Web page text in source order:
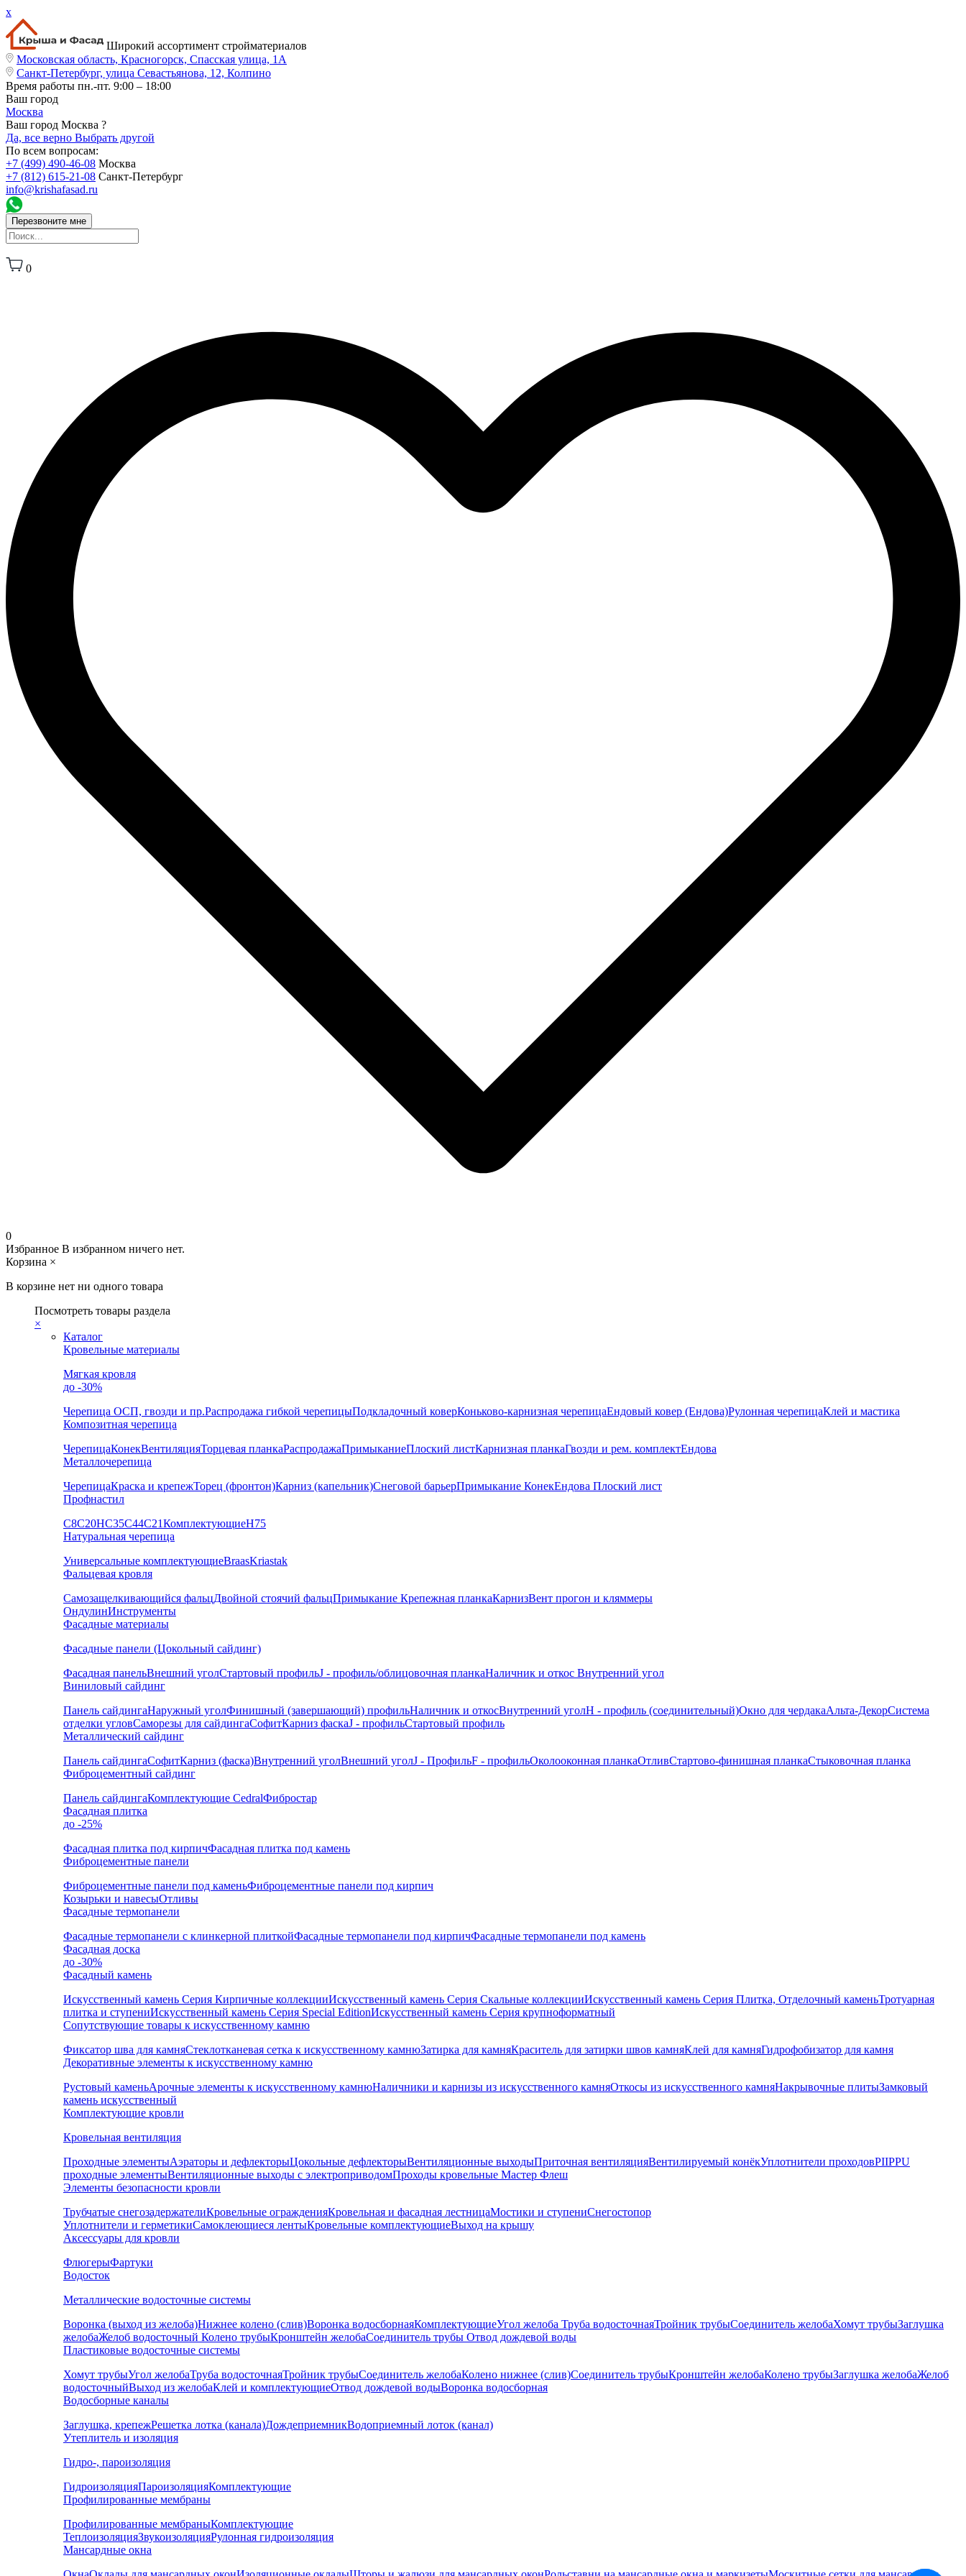
x
Широкий ассортимент стройматериалов
Московская область, Красногорск, Спасская улица, 1А
Санкт-Петербург, улица Севастьянова, 12, Колпино
Время работы пн.-пт. 9:00 – 18:00
Ваш город
Москва
Ваш город Москва ?
Да, все верно Выбрать другой
По всем вопросам:
+7 (499) 490-46-08 Москва
+7 (812) 615-21-08 Санкт-Петербург
info@krishafasad.ru
Перезвоните мне
0
0
Избранное В избранном ничего нет.
Корзина ×
В корзине нет ни одного товара
Посмотреть товары раздела
×
Каталог
Кровельные материалы
Мягкая кровля
до -30%
Черепица ОСП, гвозди и пр.Распродажа гибкой черепицыПодкладочный коверКоньково-карнизная черепицаЕндовый ковер (Ендова)Рулонная черепицаКлей и мастика
Композитная черепица
ЧерепицаКонекВентиляцияТорцевая планкаРаспродажаПримыканиеПлоский листКарнизная планкаГвозди и рем. комплектЕндова
Металлочерепица
ЧерепицаКраска и крепежТорец (фронтон)Карниз (капельник)Снеговой барьерПримыкание КонекЕндова Плоский лист
Профнастил
С8С20НС35С44С21КомплектующиеН75
Натуральная черепица
Универсальные комплектующиеBraasKriastak
Фальцевая кровля
Самозащелкивающийся фальцДвойной стоячий фальцПримыкание Крепежная планкаКарнизВент прогон и кляммеры
ОндулинИнструменты
Фасадные материалы
Фасадные панели (Цокольный сайдинг)
Фасадная панельВнешний уголСтартовый профильJ - профиль/облицовочная планкаНаличник и откос Внутренний угол
Виниловый сайдинг
Панель сайдингаНаружный уголФинишный (завершающий) профильНаличник и откосВнутренний уголH - профиль (соединительный)Окно для чердакаАльта-ДекорСистема
отделки угловСаморезы для сайдингаСофитКарниз фаскаJ - профильСтартовый профиль
Металлический сайдинг
Панель сайдингаСофитКарниз (фаска)Внутренний уголВнешний уголJ - ПрофильF - профильОколооконная планкаОтливСтартово-финишная планкаСтыковочная планка
Фиброцементный сайдинг
Панель сайдингаКомплектующие CedralФибростар
Фасадная плитка
до -25%
Фасадная плитка под кирпичФасадная плитка под камень
Фиброцементные панели
Фиброцементные панели под каменьФиброцементные панели под кирпич
Козырьки и навесыОтливы
Фасадные термопанели
Фасадные термопанели с клинкерной плиткойФасадные термопанели под кирпичФасадные термопанели под камень
Фасадная доска
до -30%
Фасадный камень
Искусственный камень Серия Кирпичные коллекцииИскусственный камень Серия Скальные коллекцииИскусственный камень Серия Плитка, Отделочный каменьТротуарная
плитка и ступениИскусственный камень Серия Special EditionИскусственный камень Серия крупноформатный
Сопутствующие товары к искусственному камню
Фиксатор шва для камняСтеклотканевая сетка к искусственному камнюЗатирка для камняКраситель для затирки швов камняКлей для камняГидрофобизатор для камня
Декоративные элементы к искусственному камню
Рустовый каменьАрочные элементы к искусственному камнюНаличники и карнизы из искусственного камняОткосы из искусственного камняНакрывочные плитыЗамковый
камень искусственный
Комплектующие кровли
Кровельная вентиляция
Проходные элементыАэраторы и дефлекторыЦокольные дефлекторыВентиляционные выходыПриточная вентиляцияВентилируемый конёкУплотнители проходовPIIPPU
проходные элементыВентиляционные выходы с электроприводомПроходы кровельные Мастер Флеш
Элементы безопасности кровли
Трубчатые снегозадержателиКровельные огражденияКровельная и фасадная лестницаМостики и ступениСнегостопор
Уплотнители и герметикиСамоклеющиеся лентыКровельные комплектующиеВыход на крышу
Аксессуары для кровли
ФлюгерыФартуки
Водосток
Металлические водосточные системы
Воронка (выход из желоба)Нижнее колено (слив)Воронка водосборнаяКомплектующиеУгол желоба Труба водосточнаяТройник трубыСоединитель желобаХомут трубыЗаглушка
желобаЖелоб водосточный Колено трубыКронштейн желобаСоединитель трубы Отвод дождевой воды
Пластиковые водосточные системы
Хомут трубыУгол желобаТруба водосточнаяТройник трубыСоединитель желобаКолено нижнее (слив)Соединитель трубыКронштейн желобаКолено трубыЗаглушка желобаЖелоб
водосточныйВыход из желобаКлей и комплектующиеОтвод дождевой водыВоронка водосборная
Водосборные каналы
Заглушка, крепежРешетка лотка (канала)ДождеприемникВодоприемный лоток (канал)
Утеплитель и изоляция
Гидро-, пароизоляция
ГидроизоляцияПароизоляцияКомплектующие
Профилированные мембраны
Профилированные мембраныКомплектующие
ТеплоизоляцияЗвукоизоляцияРулонная гидроизоляция
Мансардные окна